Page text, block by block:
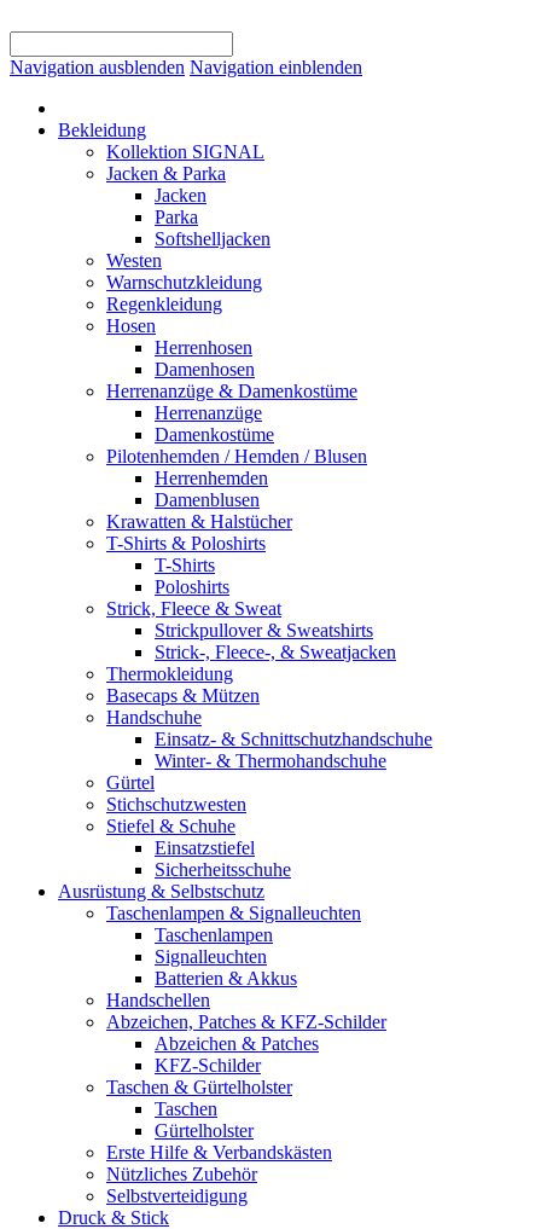
Navigation ausblenden Navigation einblenden
Bekleidung
Kollektion SIGNAL
Jacken & Parka
Jacken
Parka
Softshelljacken
Westen
Warnschutzkleidung
Regenkleidung
Hosen
Herrenhosen
Damenhosen
Herrenanzüge & Damenkostüme
Herrenanzüge
Damenkostüme
Pilotenhemden / Hemden / Blusen
Herrenhemden
Damenblusen
Krawatten & Halstücher
T-Shirts & Poloshirts
T-Shirts
Poloshirts
Strick, Fleece & Sweat
Strickpullover & Sweatshirts
Strick-, Fleece-, & Sweatjacken
Thermokleidung
Basecaps & Mützen
Handschuhe
Einsatz- & Schnittschutzhandschuhe
Winter- & Thermohandschuhe
Gürtel
Stichschutzwesten
Stiefel & Schuhe
Einsatzstiefel
Sicherheitsschuhe
Ausrüstung & Selbstschutz
Taschenlampen & Signalleuchten
Taschenlampen
Signalleuchten
Batterien & Akkus
Handschellen
Abzeichen, Patches & KFZ-Schilder
Abzeichen & Patches
KFZ-Schilder
Taschen & Gürtelholster
Taschen
Gürtelholster
Erste Hilfe & Verbandskästen
Nützliches Zubehör
Selbstverteidigung
Druck & Stick